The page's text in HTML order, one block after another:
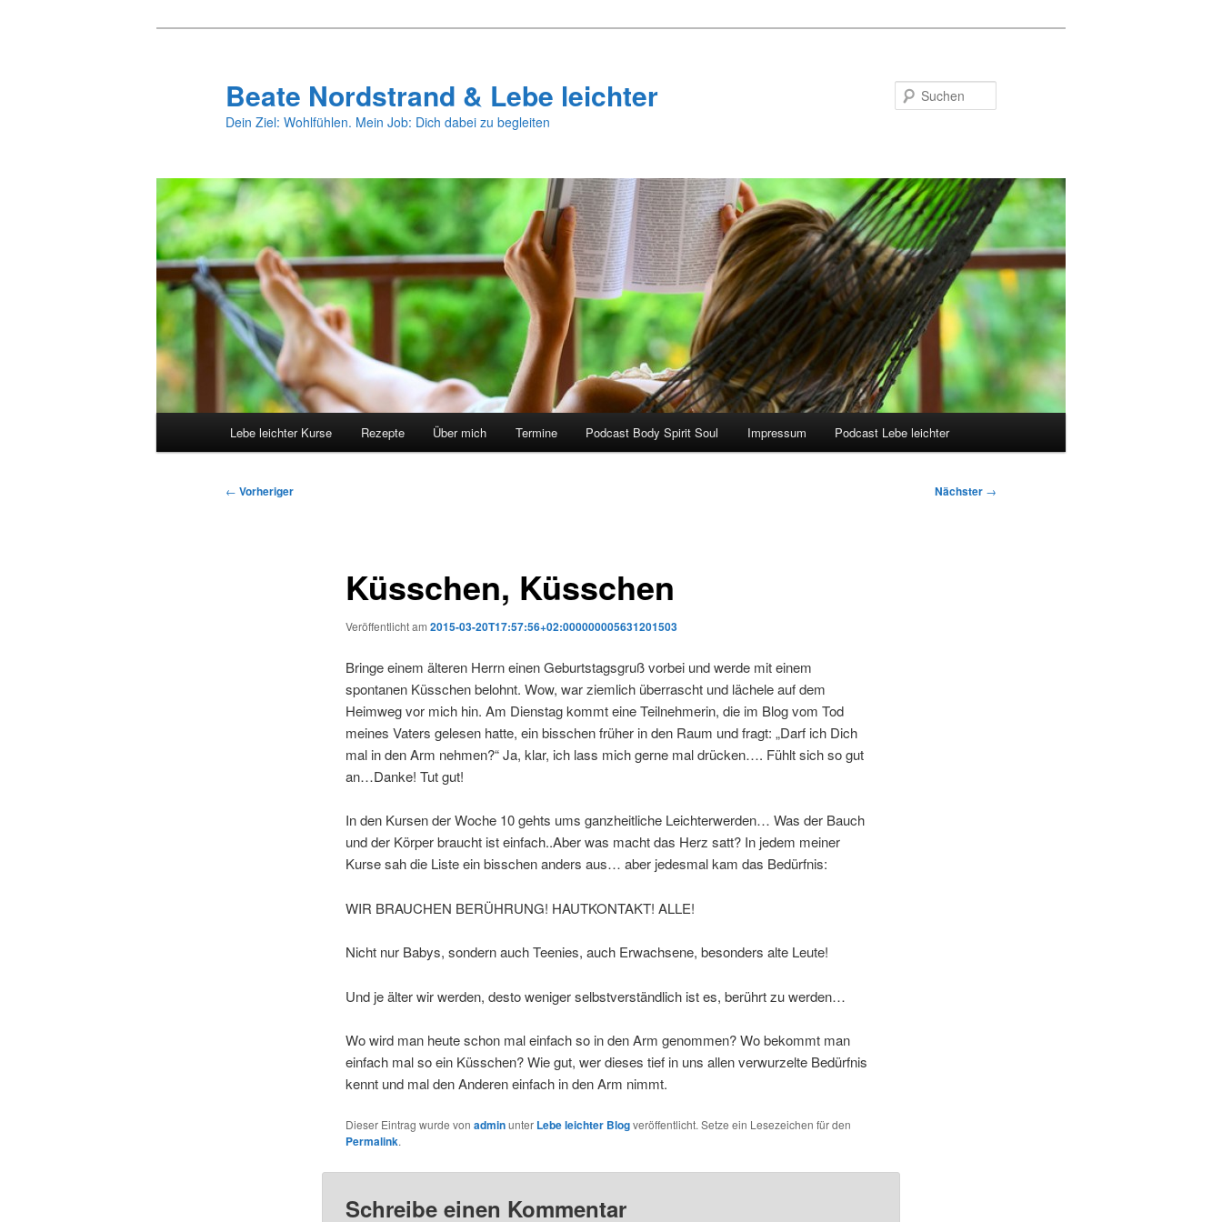
Beate Nordstrand & Lebe leichter
Dein Ziel: Wohlfühlen. Mein Job: Dich dabei zu begleiten
Lebe leichter Kurse Rezepte Über mich Termine Podcast Body Spirit Soul Impressum Podcast Lebe leichter
Beitragsnavigation
← Vorheriger Nächster →
Küsschen, Küsschen
Veröffentlicht am 2015-03-20T17:57:56+02:000000005631201503
Bringe einem älteren Herrn einen Geburtstagsgruß vorbei und werde mit einem
spontanen Küsschen belohnt. Wow, war ziemlich überrascht und lächele auf dem
Heimweg vor mich hin. Am Dienstag kommt eine Teilnehmerin, die im Blog vom Tod
meines Vaters gelesen hatte, ein bisschen früher in den Raum und fragt: „Darf ich Dich
mal in den Arm nehmen?“ Ja, klar, ich lass mich gerne mal drücken…. Fühlt sich so gut
an…Danke! Tut gut!
In den Kursen der Woche 10 gehts ums ganzheitliche Leichterwerden… Was der Bauch
und der Körper braucht ist einfach..Aber was macht das Herz satt? In jedem meiner
Kurse sah die Liste ein bisschen anders aus… aber jedesmal kam das Bedürfnis:
WIR BRAUCHEN BERÜHRUNG! HAUTKONTAKT! ALLE!
Nicht nur Babys, sondern auch Teenies, auch Erwachsene, besonders alte Leute!
Und je älter wir werden, desto weniger selbstverständlich ist es, berührt zu werden…
Wo wird man heute schon mal einfach so in den Arm genommen? Wo bekommt man
einfach mal so ein Küsschen? Wie gut, wer dieses tief in uns allen verwurzelte Bedürfnis
kennt und mal den Anderen einfach in den Arm nimmt.
Dieser Eintrag wurde von adminunter Lebe leichter Blogveröffentlicht. Setze ein Lesezeichen für den
Permalink.
Schreibe einen Kommentar